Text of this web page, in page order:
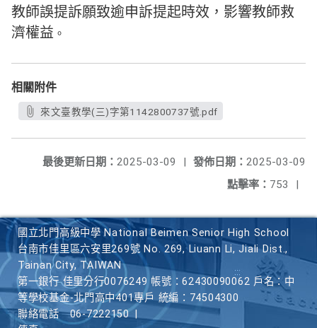
教師誤提訴願致逾申訴提起時效，影響教師救
濟權益 。
相關附件
來文臺教學(三)字第1142800737號.pdf
發佈日期： 2025-03-09
最後更新日期： 2025-03-09
|
點擊率： 753 |
國立北門高級中學 National Beimen Senior High School
台南市佳里區六安里269號 No. 269, Liuann Li, Jiali Dist.,
Tainan City, TAIWAN
第一銀行 佳里分行0076249 帳號：62430090062 戶名：中
等學校基金-北門高中401專戶 統編：74504300
聯絡電話
06-7222150